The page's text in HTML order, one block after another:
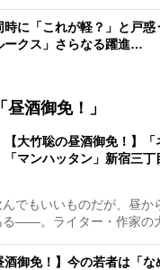
時に「これが軽？」と戸惑
クス」さらなる躍進…
酒御免！」
【大竹聡の昼酒御免！】
「マンハッタン」新宿三
でもいいものだが、昼か
る――。ライター・作家の
酒御免！】今の若者は「